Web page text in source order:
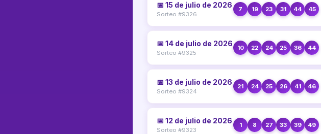
📅 15 de julio de 2026
Sorteo #9326
7 19 23 31 44 45
📅 14 de julio de 2026
Sorteo #9325
10 22 24 25 36 44
📅 13 de julio de 2026
Sorteo #9324
21 24 25 26 41 46
📅 12 de julio de 2026
Sorteo #9323
1 8 27 33 39 49